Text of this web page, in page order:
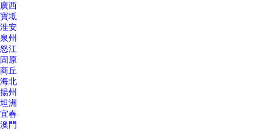
廣西
寶坻
淮安
泉州
怒江
固原
商丘
海北
揚州
坦洲
宜春
澳門